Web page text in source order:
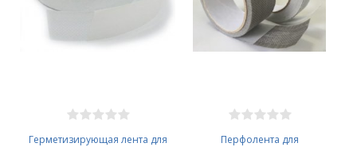
Герметизирующая лента для
Перфолента для